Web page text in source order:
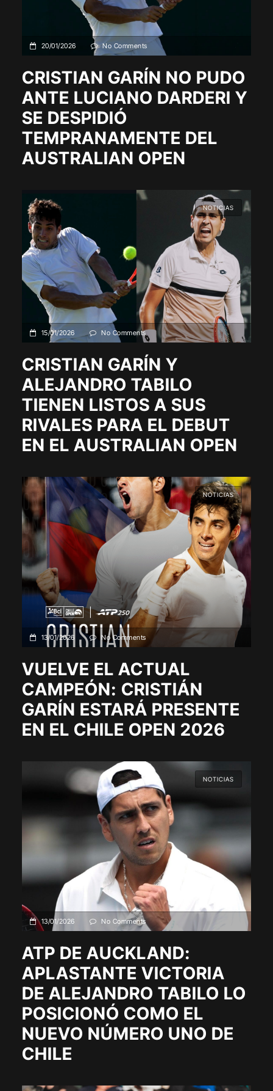
20/01/2026 No Comments
CRISTIAN GARÍN NO PUDO
ANTE LUCIANO DARDERI Y
SE DESPIDIÓ
TEMPRANAMENTE DEL
AUSTRALIAN OPEN
NOTICIAS
15/01/2026 No Comments
CRISTIAN GARÍN Y
ALEJANDRO TABILO
TIENEN LISTOS A SUS
RIVALES PARA EL DEBUT
EN EL AUSTRALIAN OPEN
NOTICIAS
13/01/2026 No Comments
VUELVE EL ACTUAL
CAMPEÓN: CRISTIÁN
GARÍN ESTARÁ PRESENTE
EN EL CHILE OPEN 2026
NOTICIAS
13/01/2026 No Comments
ATP DE AUCKLAND:
APLASTANTE VICTORIA
DE ALEJANDRO TABILO LO
POSICIONÓ COMO EL
NUEVO NÚMERO UNO DE
CHILE